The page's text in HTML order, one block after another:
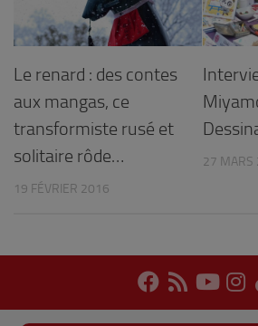
Le renard : des contes
aux mangas, ce
transformiste rusé et
solitaire rôde…
19 FÉVRIER 2016
27 MARS